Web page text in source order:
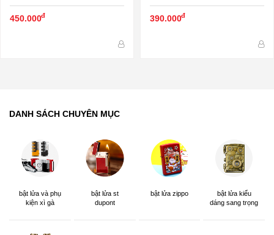
450.000đ 390.000đ
DANH SÁCH CHUYÊN MỤC
bật lửa và phụ
kiện xì gà
bật lửa st
dupont
bật lửa zippo
bật lửa kiểu
dáng sang trọng